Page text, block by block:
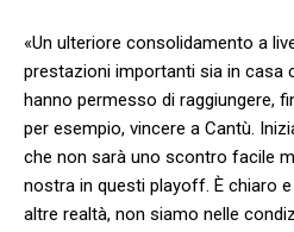
«Un ulteriore consolidamento a
prestazioni importanti sia in casa
hanno permesso di raggiungere,
per esempio, vincere a Cantù.
che non sarà uno scontro facile
nostra in questi playoff. È chiaro
altre realtà, non siamo nelle